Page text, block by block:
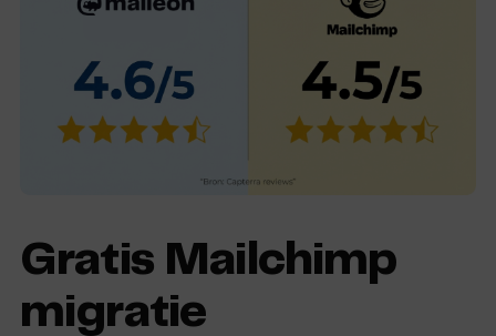
Gratis Mailchimp
migratie